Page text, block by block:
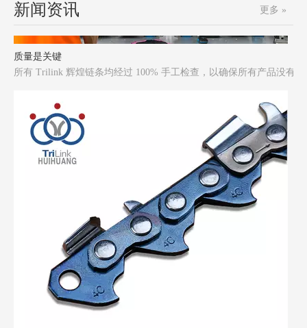
新闻资讯 更多 »
所有 Trilink 辉煌链条均经过 100% 手工检查，以确保所有产品没有